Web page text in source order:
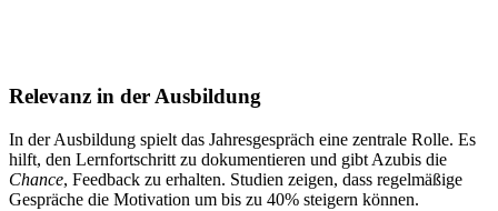
Relevanz in der Ausbildung
In der Ausbildung spielt das Jahresgespräch eine zentrale Rolle. Es
hilft, den Lernfortschritt zu dokumentieren und gibt Azubis die
Chance, Feedback zu erhalten. Studien zeigen, dass regelmäßige
Gespräche die Motivation um bis zu 40% steigern können.